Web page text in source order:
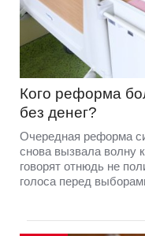
Кого реформа
без денег?
Очередная реформа
снова вызвала волну
говорят отнюдь не
голоса перед